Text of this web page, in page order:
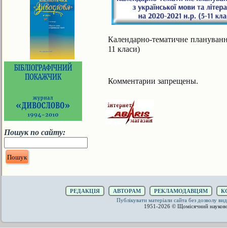
Пошук по сайту:
Календарно-тематичне
11 класи)
Комментарии запрещены.
РЕДАКЦІЯ АВТОРАМ РЕКЛАМОДАВЦЯМ
Публікувати матеріали сайта без дозволу
1951-2026 © Щомісячний